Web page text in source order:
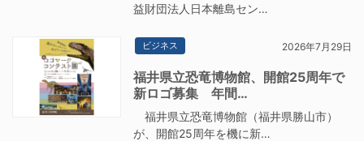
益財団法人日本離島セン…
ビジネス 2026年7月29日
福井県立恐竜博物館、開館25周年で
新ロゴ募集 年間…
福井県立恐竜博物館（福井県勝山市）
が、開館25周年を機に新…